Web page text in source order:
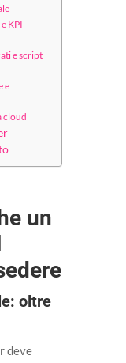
KPI
e script
e
cloud
un
oltre
deve